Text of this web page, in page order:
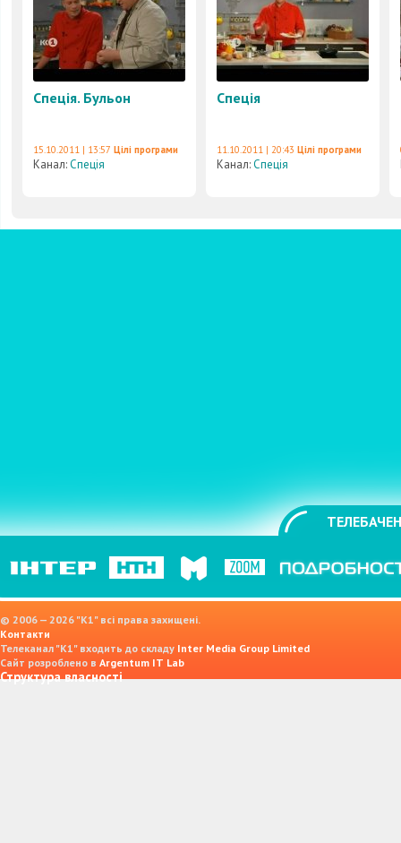
Спеція. Бульон
15.10.2011 | 13:57 Цілі програми
Канал:Спеція
Спеція
11.10.2011 | 20:43 Цілі програми
Канал:Спеція
© 2006 — 2026 "K1" всі права захищені.
Контакти
Телеканал "К1" входить до складу Inter Media Group Limited
Сайт розроблено в Argentum IT Lab
Структура власності